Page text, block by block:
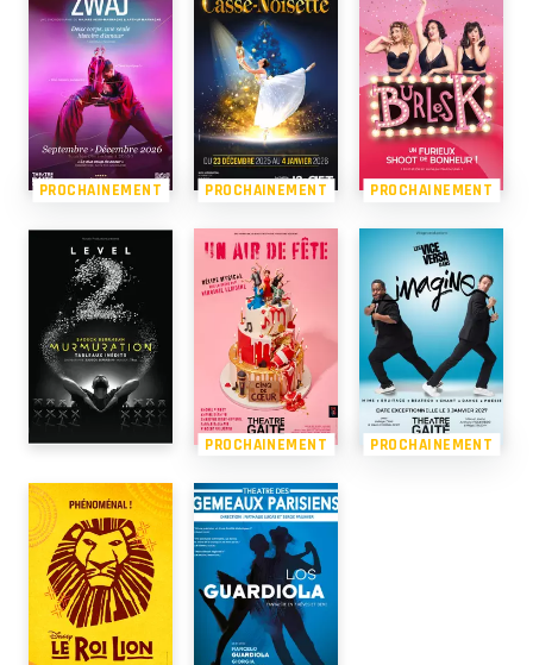
PROCHAINEMENT PROCHAINEMENT PROCHAINEMENT
PROCHAINEMENT PROCHAINEMENT